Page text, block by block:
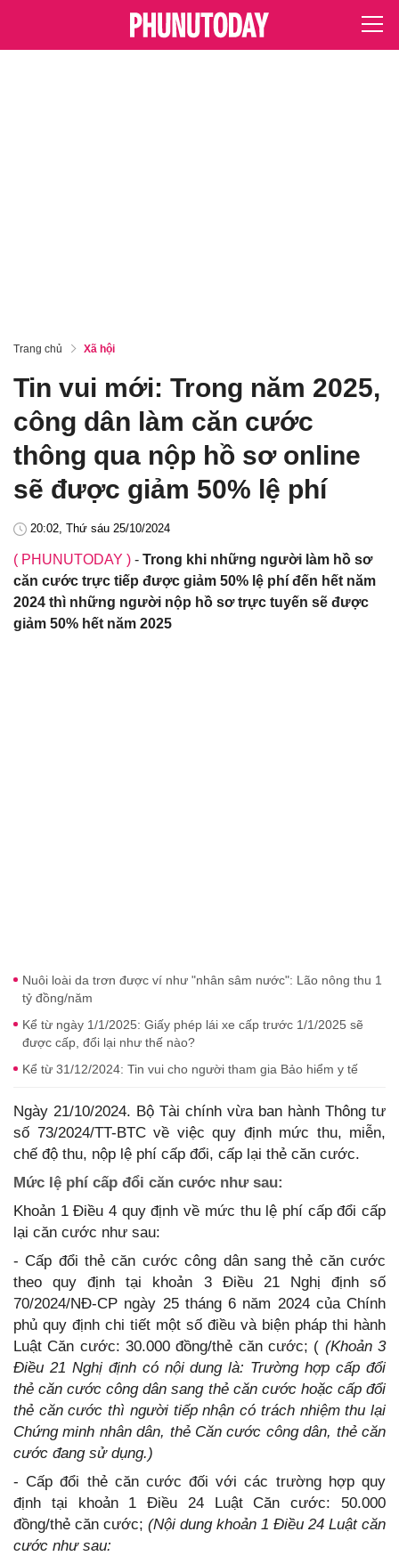
Trang chủ Xã hội
Tin vui mới: Trong năm 2025,
công dân làm căn cước
thông qua nộp hồ sơ online
sẽ được giảm 50% lệ phí
20:02, Thứ sáu 25/10/2024
( PHUNUTODAY ) - Trong khi những người làm hồ sơ
căn cước trực tiếp được giảm 50% lệ phí đến hết năm
2024 thì những người nộp hồ sơ trực tuyến sẽ được
giảm 50% hết năm 2025
Nuôi loài da trơn được ví như "nhân sâm nước": Lão nông thu 1
tỷ đồng/năm
Kể từ ngày 1/1/2025: Giấy phép lái xe cấp trước 1/1/2025 sẽ
được cấp, đổi lại như thế nào?
Kể từ 31/12/2024: Tin vui cho người tham gia Bảo hiểm y tế
Ngày 21/10/2024. Bộ Tài chính vừa ban hành Thông tư
số 73/2024/TT-BTC về việc quy định mức thu, miễn,
chế độ thu, nộp lệ phí cấp đổi, cấp lại thẻ căn cước.
Mức lệ phí cấp đổi căn cước như sau:
Khoản 1 Điều 4 quy định về mức thu lệ phí cấp đổi cấp
lại căn cước như sau:
- Cấp đổi thẻ căn cước công dân sang thẻ căn cước
theo quy định tại khoản 3 Điều 21 Nghị định số
70/2024/NĐ-CP ngày 25 tháng 6 năm 2024 của Chính
phủ quy định chi tiết một số điều và biện pháp thi hành
Luật Căn cước: 30.000 đồng/thẻ căn cước; ( (Khoản 3
Điều 21 Nghị định có nội dung là: Trường hợp cấp đổi
thẻ căn cước công dân sang thẻ căn cước hoặc cấp đổi
thẻ căn cước thì người tiếp nhận có trách nhiệm thu lại
Chứng minh nhân dân, thẻ Căn cước công dân, thẻ căn
cước đang sử dụng.)
- Cấp đổi thẻ căn cước đối với các trường hợp quy
định tại khoản 1 Điều 24 Luật Căn cước: 50.000
đồng/thẻ căn cước; (Nội dung khoản 1 Điều 24 Luật căn
cước như sau: